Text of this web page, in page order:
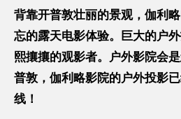
背靠开普敦壮丽的景观，伽利
忘的露天电影体验。巨大的户
熙攘攘的观影者。户外影院会
普敦，伽利略影院的户外投影
线！